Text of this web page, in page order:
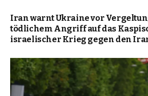
Iran warnt Ukraine vor
tödlichem Angriff auf das
israelischer Krieg gegen den